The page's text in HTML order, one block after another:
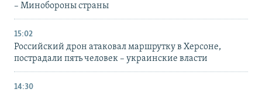
– Минобороны страны
15:02
Российский дрон атаковал маршрутку в Херсоне,
пострадали пять человек – украинские власти
14:30